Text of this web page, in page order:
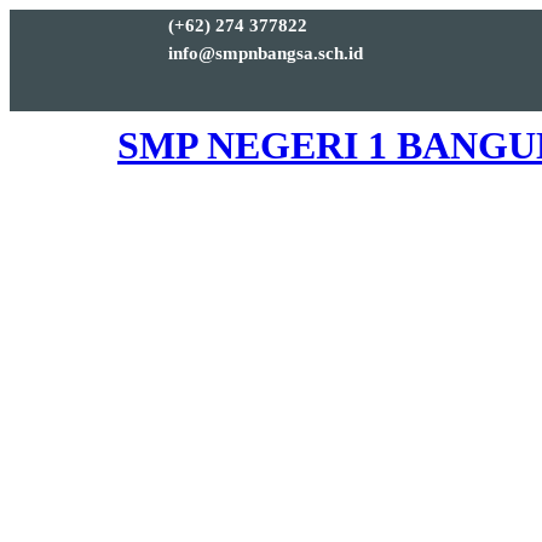
(+62) 274 377822
info@smpnbangsa.sch.id
SMP NEGERI 1